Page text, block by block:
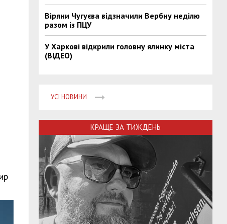
Віряни Чугуєва відзначили Вербну неділю
разом із ПЦУ
У Харкові відкрили головну ялинку міста
(ВІДЕО)
УСІ НОВИНИ
КРАЩЕ ЗА ТИЖДЕНЬ